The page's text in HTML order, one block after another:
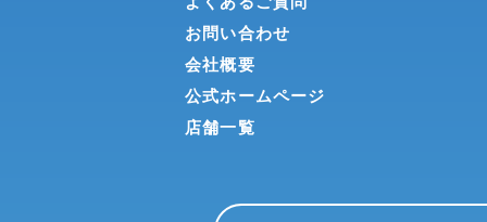
お問い合わせ
会社概要
公式ホームページ
店舗一覧